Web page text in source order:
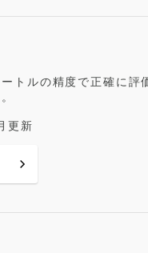
トルの精度で正確に
更新